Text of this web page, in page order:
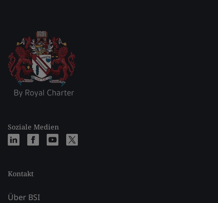
Soziale Medien
Kontakt
Über BSI